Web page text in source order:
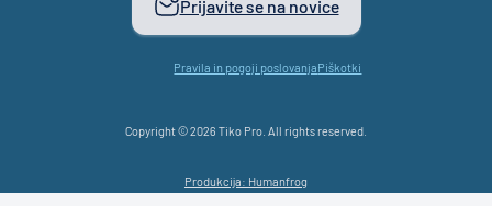
Prijavite se na novice
Copyright © 2026 Tiko Pro. All rights reserved.
Pravila in pogoji poslovanjaPiškotki
Produkcija: Humanfrog